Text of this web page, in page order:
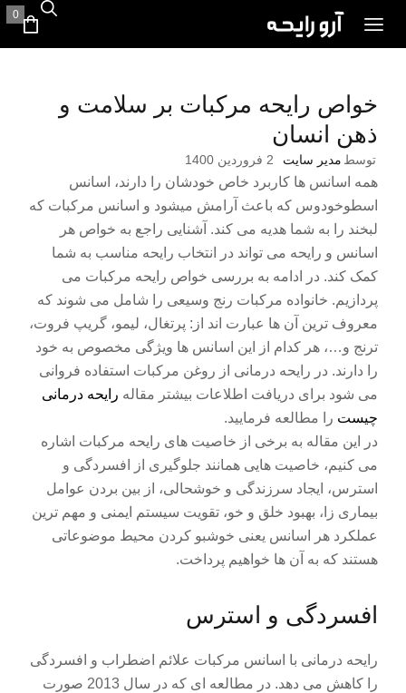
0
خواص رایحه مرکبات بر سلامت و
ذهن انسان
توسط مدیر سایت 2 فروردین 1400
همه اسانس ها کاربرد خاص خودشان را دارند، اسانس
اسطوخودوس که باعث آرامش میشود و اسانس مرکبات که
لبخند را به شما هدیه می کند. آشنایی راجع به خواص هر
اسانس و رایحه می تواند در انتخاب رایحه مناسب به شما
کمک کند. در ادامه به بررسی خواص رایحه مرکبات می
پردازیم. خانواده مرکبات رنج وسیعی را شامل می شوند که
معروف ترین آن ها عبارت اند از: پرتغال، لیمو، گریپ فروت،
ترنج و…، هر کدام از این اسانس ها ویژگی مخصوص به خود
را دارند. در رایحه درمانی از روغن مرکبات استفاده فروانی
می شود برای دریافت اطلاعات بیشتر مقاله رایحه درمانی
چیست را مطالعه فرمایید.
در این مقاله به برخی از خاصیت های رایحه مرکبات اشاره
می کنیم، خاصیت هایی همانند جلوگیری از افسردگی و
استرس، ایجاد سرزندگی و خوشحالی، از بین بردن عوامل
بیماری زا، بهبود خلق و خو، تقویت سیستم ایمنی و مهم ترین
عملکرد هر اسانس یعنی خوشبو کردن محیط موضوعاتی
هستند که به آن ها خواهیم پرداخت.
افسردگی و استرس
رایحه درمانی با اسانس مرکبات علائم اضطراب و افسردگی
را کاهش می دهد. در مطالعه ای که در سال 2013 صورت